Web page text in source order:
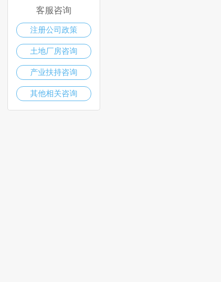
客服咨询
注册公司政策
土地厂房咨询
产业扶持咨询
其他相关咨询